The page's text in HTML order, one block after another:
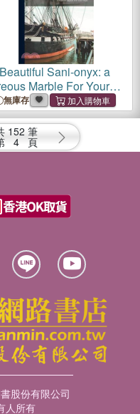
Beautiful Sani-onyx: a
Marble For Your
無庫存
152 筆
4 頁
股份有限公司
人所有